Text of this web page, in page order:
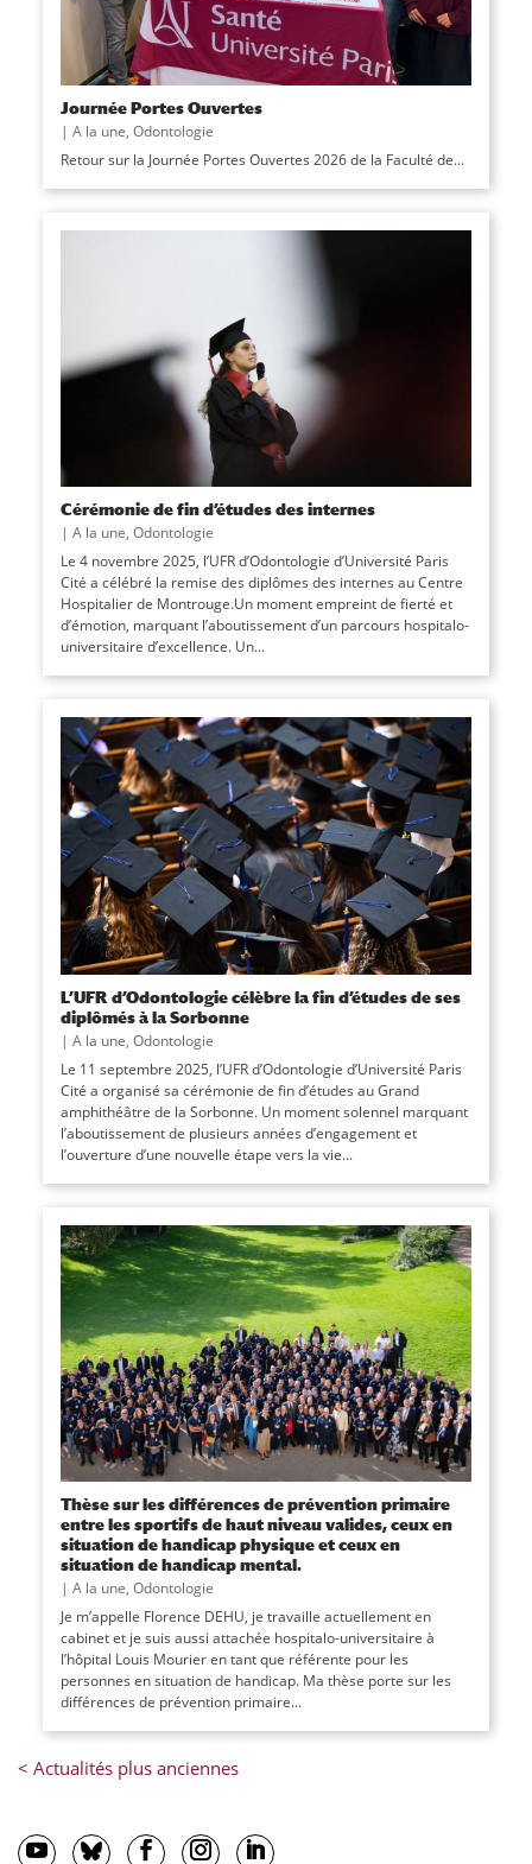
Journée Portes Ouvertes
| A la une, Odontologie
Retour sur la Journée Portes Ouvertes 2026 de la Faculté de...
Cérémonie de fin d’études des internes
| A la une, Odontologie
Le 4 novembre 2025, l’UFR d’Odontologie d’Université Paris
Cité a célébré la remise des diplômes des internes au Centre
Hospitalier de Montrouge.Un moment empreint de fierté et
d’émotion, marquant l’aboutissement d’un parcours hospitalo-
universitaire d’excellence. Un...
L’UFR d’Odontologie célèbre la fin d’études de ses
diplômés à la Sorbonne
| A la une, Odontologie
Le 11 septembre 2025, l’UFR d’Odontologie d’Université Paris
Cité a organisé sa cérémonie de fin d’études au Grand
amphithéâtre de la Sorbonne. Un moment solennel marquant
l’aboutissement de plusieurs années d’engagement et
l’ouverture d’une nouvelle étape vers la vie...
Thèse sur les différences de prévention primaire
entre les sportifs de haut niveau valides, ceux en
situation de handicap physique et ceux en
situation de handicap mental.
| A la une, Odontologie
Je m’appelle Florence DEHU, je travaille actuellement en
cabinet et je suis aussi attachée hospitalo-universitaire à
l’hôpital Louis Mourier en tant que référente pour les
personnes en situation de handicap. Ma thèse porte sur les
différences de prévention primaire...